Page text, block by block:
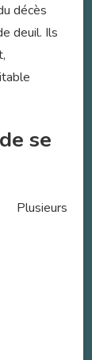
décès
deuil. Ils
se
Plusieurs